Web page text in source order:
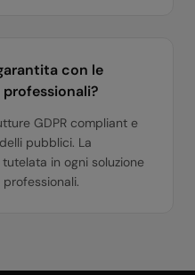
con le
GDPR compliant e
pubblici. La
in ogni soluzione